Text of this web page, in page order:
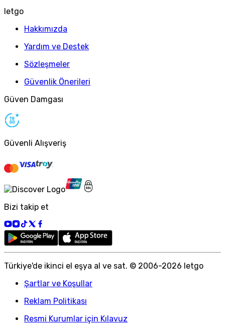
letgo
Hakkımızda
Yardım ve Destek
Sözleşmeler
Güvenlik Önerileri
Güven Damgası
Güvenli Alışveriş
Bizi takip et
Türkiye'de ikinci el eşya al ve sat. © 2006-2026 letgo
Şartlar ve Koşullar
Reklam Politikası
Resmi Kurumlar için Kılavuz